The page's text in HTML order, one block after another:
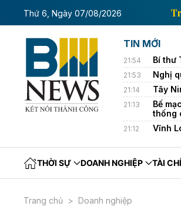
Thứ 6, Ngày 07/08/2026
tin kinh tế của Thông tấn xã Việt
TIN MỚI
21:54 Bí thư
21:53 Nghị
21:14 Tây
21:13
Bế
thống
21:12 Vĩnh
THỜI SỰ DOANH NGHIỆP TÀI
Trang chủ Doanh nghiệp